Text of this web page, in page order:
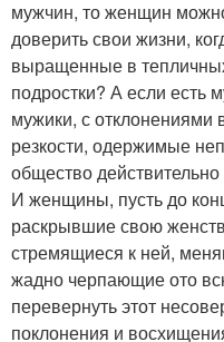
мужчин, то женщин
доверить свои жизни,
выращенные в
подростки? А если есть
мужики, с отклонениями
резкости, одержимые
общество
И женщины, пусть до
раскрывшие свою
стремящиеся к ней,
жадно черпающие ото
перевернуть этот
поклонения и